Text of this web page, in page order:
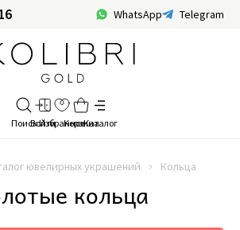
WhatsApp Telegram
ювелирных украшений Кольца
кольца